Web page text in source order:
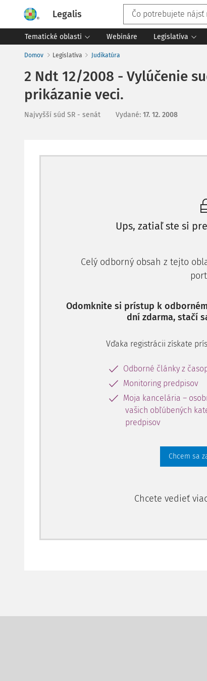
Legalis
Tematické oblasti Webináre Legislatíva
Domov Legislatíva Judikatúra
2 Ndt 12/2008 - Vylúčenie
prikázanie veci.
Najvyšší súd SR - senát Vydané: 17. 12. 2008
Ups, zatiaľ ste si
Celý odborný obsah z tejto
Odomknite si prístup k
dní zdarma, stačí
Vďaka registrácii získate
Odborné články z
Monitoring predpisov
Moja kancelária –
vašich obľúbených
predpisov
Chcem sa
Chcete vedieť